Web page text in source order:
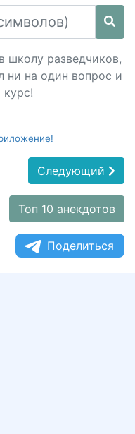
школу разведчиков,
ни на один вопрос и
курс!
Следующий
Топ 10 анекдотов
Поделиться